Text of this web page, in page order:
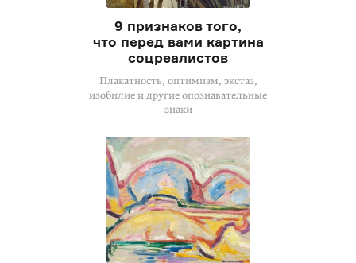
9 признаков того,
что перед вами картина
соцреалистов
Плакатность, оптимизм, экстаз,
изобилие и другие опознавательные
знаки